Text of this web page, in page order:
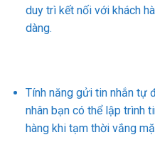
duy trì kết nối với khách
dàng.
Tính năng gửi tin nhắn tự
nhân bạn có thể lập trình
hàng khi tạm thời vắng